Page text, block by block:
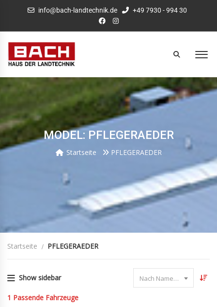
info@bach-landtechnik.de +49 7930 - 994 30
MODEL: PFLEGERAEDER
Startseite PFLEGERAEDER
Startseite PFLEGERAEDER
Show sidebar Nach Name sortieren
1 Passende Fahrzeuge